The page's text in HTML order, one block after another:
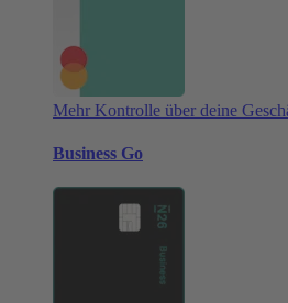
Mehr Kontrolle über deine
Business Go